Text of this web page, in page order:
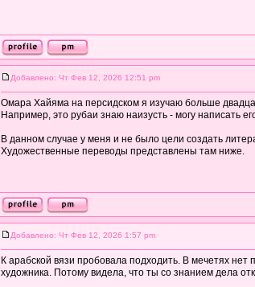
Добавлено: Чт Фев 12, 2026 12:51 pm
Омара Хайяма на персидском я изучаю больше
Например, это рубаи знаю наизусть - могу написать
В данном случае у меня и не было цели создать
Художественные переводы представлены там ниже.
Добавлено: Чт Фев 12, 2026 1:57 pm
К арабской вязи пробовала подходить. В мечетях
художника. Потому видела, что ты со знанием дела